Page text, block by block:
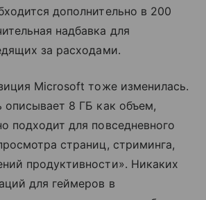
дополнительно в 200
надбавка для
за расходами.
Microsoft тоже изменилась.
описывает 8 ГБ как объем,
подходит для повседневного
страниц, стриминга,
продуктивности». Никаких
для геймеров в